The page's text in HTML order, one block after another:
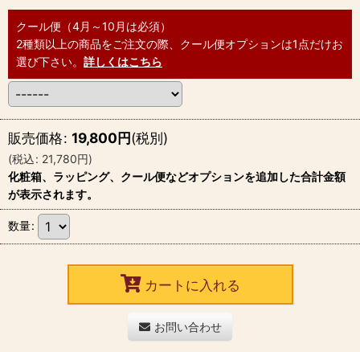
クール便（4月～10月は必須）
2種類以上の商品をご注文の際、クール便オプションは1点だけお
選び下さい。 詳しくはこちら
販売価格: 19,800円(税別)
(税込: 21,780円)
化粧箱、ラッピング、クール便などオプションを追加した合計金額
が表示されます。
数量:
カートに入れる
お問い合わせ